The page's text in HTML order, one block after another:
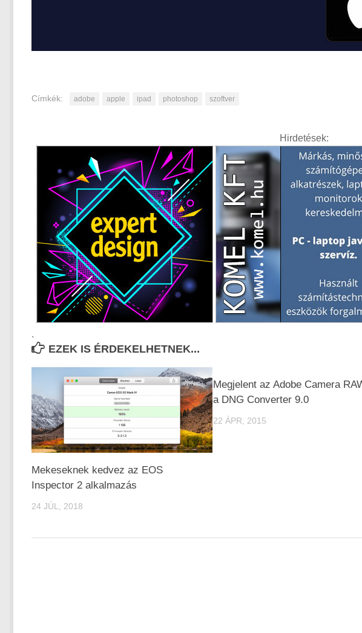
Címkék: adobe apple ipad photoshop szoftver
Hirdetések:
.
EZEK IS ÉRDEKELHETNEK...
Mekeseknek kedvez az EOS
Inspector 2 alkalmazás
24 JÚL, 2018
Megjelent az Adobe Camera
a DNG Converter 9.0
22 ÁPR, 2015